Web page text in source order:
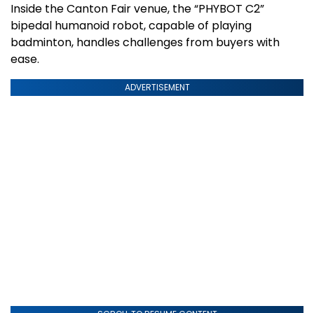
Inside the Canton Fair venue, the “PHYBOT C2”
bipedal humanoid robot, capable of playing
badminton, handles challenges from buyers with
ease.
ADVERTISEMENT